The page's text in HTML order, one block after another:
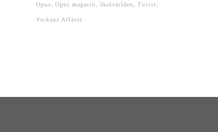
Opus Opus magasin Skolvärlden Turist
Veckans Affärer